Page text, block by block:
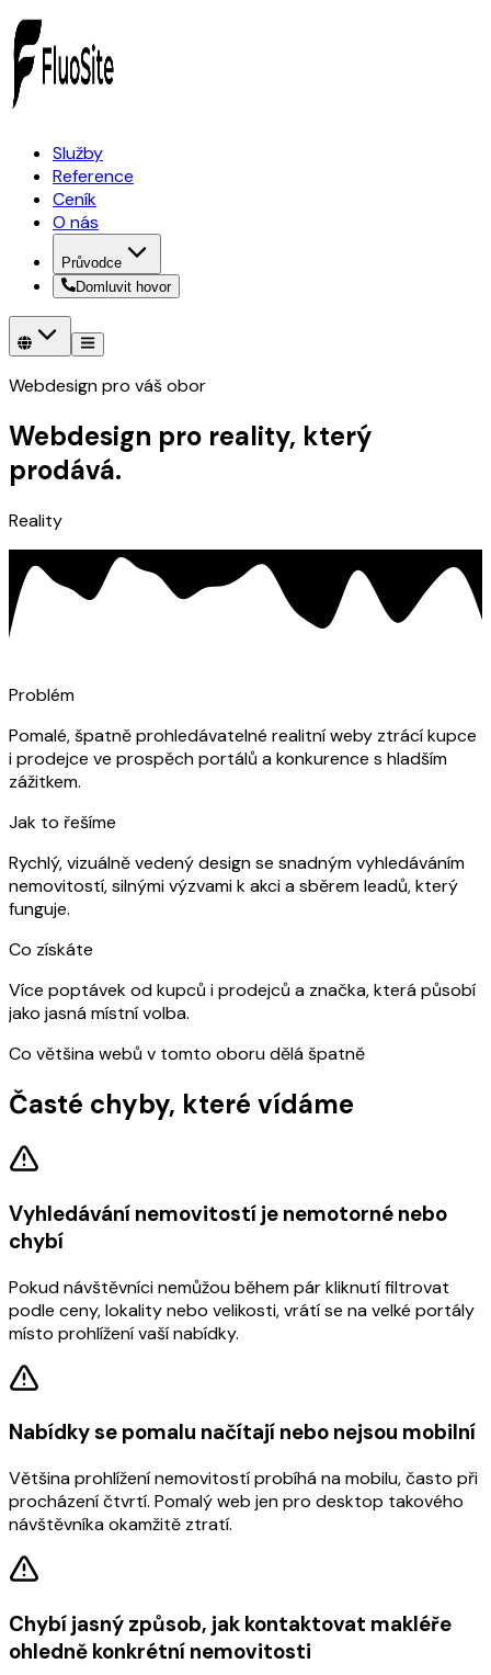
Služby
Reference
Ceník
O nás
Průvodce
Domluvit hovor
Webdesign pro váš obor
Webdesign pro reality, který
prodává.
Reality
Problém
Pomalé, špatně prohledávatelné realitní weby ztrácí kupce
i prodejce ve prospěch portálů a konkurence s hladším
zážitkem.
Jak to řešíme
Rychlý, vizuálně vedený design se snadným vyhledáváním
nemovitostí, silnými výzvami k akci a sběrem leadů, který
funguje.
Co získáte
Více poptávek od kupců i prodejců a značka, která působí
jako jasná místní volba.
Co většina webů v tomto oboru dělá špatně
Časté chyby, které vídáme
Vyhledávání nemovitostí je nemotorné nebo
chybí
Pokud návštěvníci nemůžou během pár kliknutí filtrovat
podle ceny, lokality nebo velikosti, vrátí se na velké portály
místo prohlížení vaší nabídky.
Nabídky se pomalu načítají nebo nejsou mobilní
Většina prohlížení nemovitostí probíhá na mobilu, často při
procházení čtvrtí. Pomalý web jen pro desktop takového
návštěvníka okamžitě ztratí.
Chybí jasný způsob, jak kontaktovat makléře
ohledně konkrétní nemovitosti